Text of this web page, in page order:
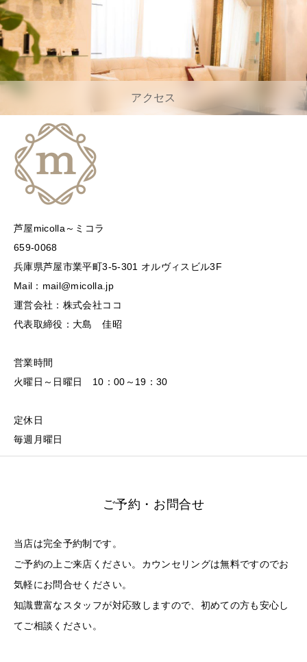
アクセス
芦屋micolla～ミコラ
659-0068
兵庫県芦屋市業平町3-5-301 オルヴィスビル3F
Mail：mail@micolla.jp
運営会社：株式会社ココ
代表取締役：大島 佳昭
営業時間
火曜日～日曜日 10：00～19：30
定休日
毎週月曜日
ご予約・お問合せ
当店は完全予約制です。
ご予約の上ご来店ください。カウンセリングは無料ですのでお
気軽にお問合せください。
知識豊富なスタッフが対応致しますので、初めての方も安心し
てご相談ください。